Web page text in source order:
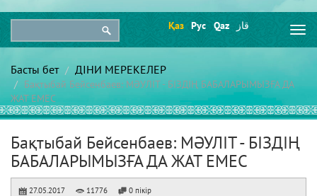
Қаз Рус Qaz قاز
Басты бет ДІНИ МЕРЕКЕЛЕР
Бақтыбай Бейсенбаев: МӘУЛІТ - БІЗДІҢ БАБАЛАРЫМЫЗҒА ДА
ЖАТ ЕМЕС
Бақтыбай Бейсенбаев: МӘУЛІТ - БІЗДІҢ
БАБАЛАРЫМЫЗҒА ДА ЖАТ ЕМЕС
27.05.2017 11776 0 пікір